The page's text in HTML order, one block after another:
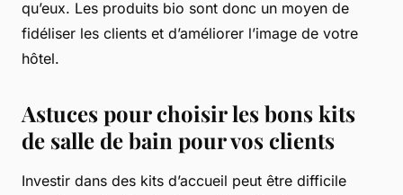
qu’eux. Les produits bio sont donc un moyen de
fidéliser les clients et d’améliorer l’image de votre
hôtel.
Astuces pour choisir les bons kits
de salle de bain pour vos clients
Investir dans des kits d’accueil peut être difficile